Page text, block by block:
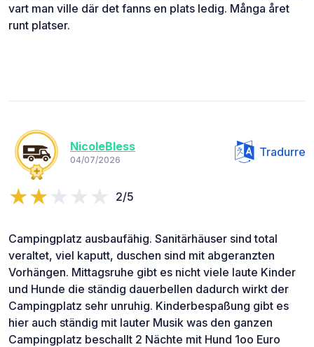
vart man ville där det fanns en plats ledig. Många året
runt platser.
NicoleBless
04/07/2026
Tradurre
2/5
Campingplatz ausbaufähig. Sanitärhäuser sind total
veraltet, viel kaputt, duschen sind mit abgeranzten
Vorhängen. Mittagsruhe gibt es nicht viele laute Kinder
und Hunde die ständig dauerbellen dadurch wirkt der
Campingplatz sehr unruhig. Kinderbespaßung gibt es
hier auch ständig mit lauter Musik was den ganzen
Campingplatz beschallt 2 Nächte mit Hund 1oo Euro